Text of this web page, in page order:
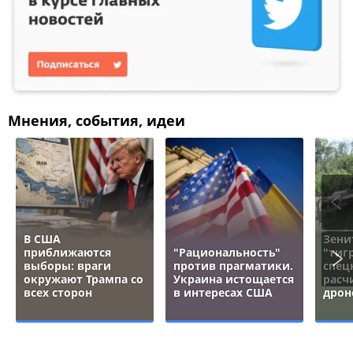
Мнения, события, идеи
В США
приближаются
выборы: враги
окружают Трампа со
всех сторон
"Рациональность"
против прагматики.
Украина истощается
в интересах США